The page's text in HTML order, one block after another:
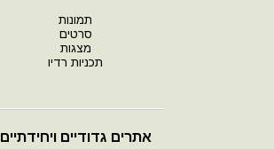
תמונות
סרטים
מצגות
תכניות רדיו
אתרים גדודיים ויחידתיים